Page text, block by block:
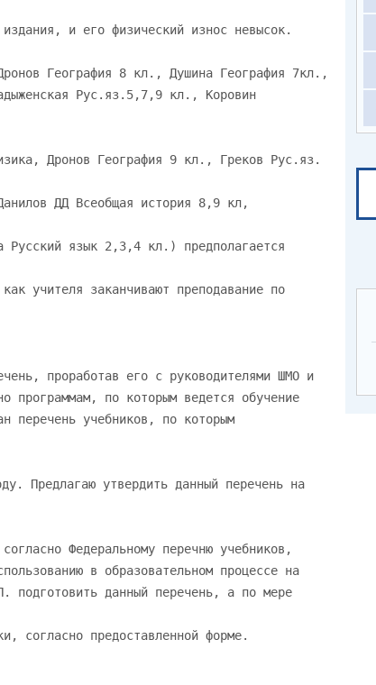
издания, и его физический износ невысок.
География 8 кл., Душина География 7кл.,
Рус.яз.5,7,9 кл., Коровин
Дронов География 9 кл., Греков Рус.яз.
ДД Всеобщая история 8,9 кл,
Русский язык 2,3,4 кл.) предполагается
учителя заканчивают преподавание по
проработав его с руководителями ШМО и
программам, по которым ведется обучение
перечень учебников, по которым
Предлагаю утвердить данный перечень на
Федеральному перечню учебников,
в образовательном процессе на
подготовить данный перечень, а по мере
согласно предоставленной форме.